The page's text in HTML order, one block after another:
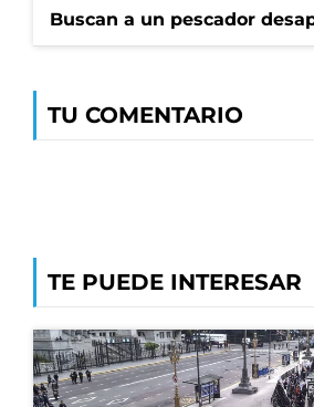
Buscan a un pescador
TU COMENTARIO
TE PUEDE INTERESAR